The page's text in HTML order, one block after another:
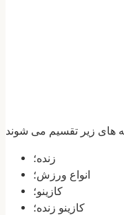
زنده؛
انواع ورزش؛
کازینو؛
کازینو زنده؛